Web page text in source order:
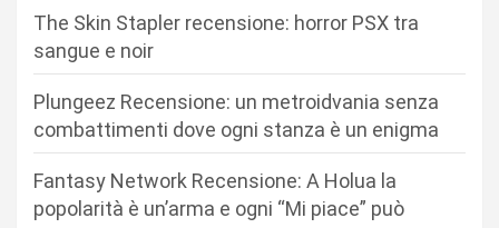
The Skin Stapler recensione: horror PSX tra
sangue e noir
Plungeez Recensione: un metroidvania senza
combattimenti dove ogni stanza è un enigma
Fantasy Network Recensione: A Holua la
popolarità è un’arma e ogni “Mi piace” può